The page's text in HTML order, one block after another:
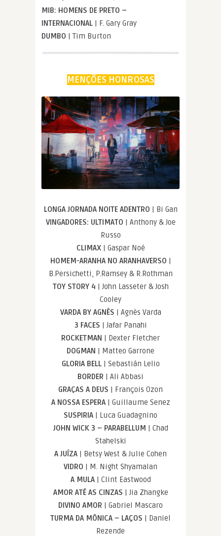
MIB: HOMENS DE PRETO –
INTERNACIONAL | F. Gary Gray
DUMBO | Tim Burton
MENÇÕES HONROSAS
LONGA JORNADA NOITE ADENTRO | Bi Gan
VINGADORES: ULTIMATO | Anthony & Joe
Russo
CLIMAX | Gaspar Noé
HOMEM-ARANHA NO ARANHAVERSO |
B.Persichetti, P.Ramsey & R.Rothman
TOY STORY 4 | John Lasseter & Josh
Cooley
VARDA BY AGNÈS | Agnès Varda
3 FACES | Jafar Panahi
ROCKETMAN | Dexter Fletcher
DOGMAN | Matteo Garrone
GLORIA BELL | Sebastián Lelio
BORDER | Ali Abbasi
GRAÇAS A DEUS | François Ozon
A NOSSA ESPERA | Guillaume Senez
SUSPIRIA | Luca Guadagnino
JOHN WICK 3 – PARABELLUM | Chad
Stahelski
A JUÍZA | Betsy West & Julie Cohen
VIDRO | M. Night Shyamalan
A MULA | Clint Eastwood
AMOR ATÉ AS CINZAS | Jia Zhangke
DIVINO AMOR | Gabriel Mascaro
TURMA DA MÔNICA – LAÇOS | Daniel
Rezende